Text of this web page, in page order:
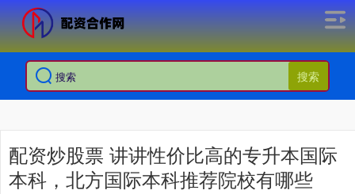
搜索
配资炒股票 讲讲性价比高的专升本国际
本科，北方国际本科推荐院校有哪些